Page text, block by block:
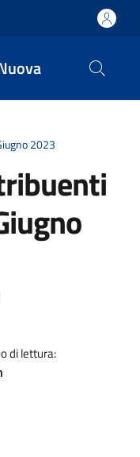
2023
di lettura: